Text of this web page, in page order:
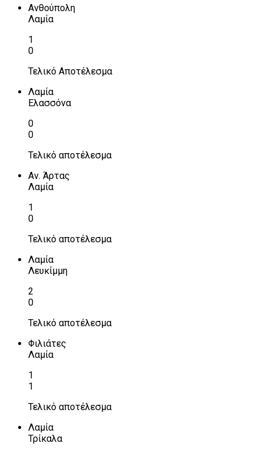
Ανθούπολη
Λαμία
1
0
Τελικό Αποτέλεσμα
Λαμία
Ελασσόνα
0
0
Τελικό αποτέλεσμα
Αν. Άρτας
Λαμία
1
0
Τελικό αποτέλεσμα
Λαμία
Λευκίμμη
2
0
Τελικό αποτέλεσμα
Φιλιάτες
Λαμία
1
1
Τελικό αποτέλεσμα
Λαμία
Τρίκαλα